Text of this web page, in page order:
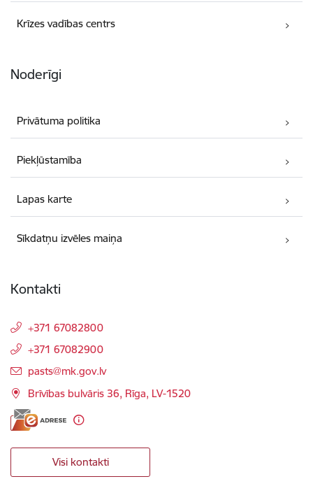
Krīzes vadības centrs
Noderīgi
Privātuma politika
Piekļūstamība
Lapas karte
Sīkdatņu izvēles maiņa
Kontakti
+371 67082800
+371 67082900
E-pasts:
pasts@mk.gov.lv
Brīvības bulvāris 36, Rīga, LV-1520
Visi kontakti